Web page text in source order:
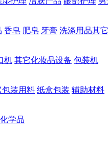
香皂 肥皂 牙膏 洗涤用品其它
机 其它化妆品设备 包装机
包装用料 纸盒包装 辅助材料
学品